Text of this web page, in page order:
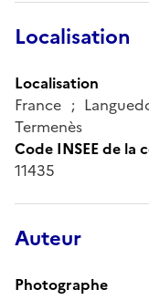
Localisation
Localisation
France ;
Termenès
Code INSEE de la
11435
Auteur
Photographe